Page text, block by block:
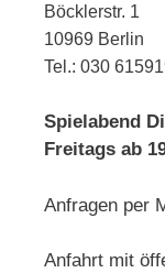
Böcklerstr. 1
10969 Berlin
Tel.: 030
Spielabend
Freitags ab
Anfragen per
Anfahrt mit